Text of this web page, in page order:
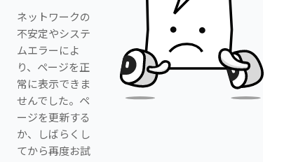
ネットワークの
不安定やシステ
ムエラーによ
り、ページを正
常に表示できま
せんでした。ペ
ージを更新する
か、しばらくし
てから再度お試